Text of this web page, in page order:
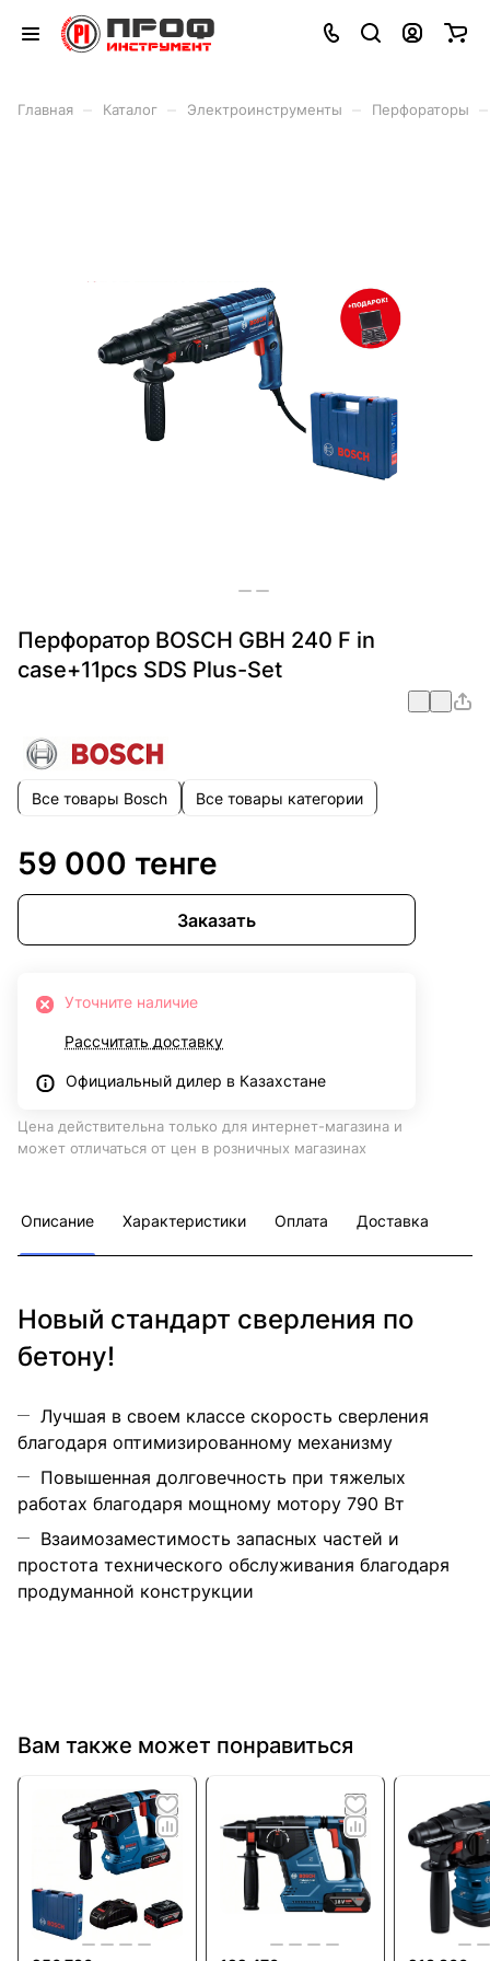
Главная Каталог Электроинструменты Перфораторы
Перфоратор BOSCH GBH 240 F in
case+11pcs SDS Plus-Set
Все товары Bosch Все товары категории
59 000 тенге
Заказать
Уточните наличие
Рассчитать доставку
Официальный дилер в Казахстане
Цена действительна только для интернет-магазина и
может отличаться от цен в розничных магазинах
Описание Характеристики Оплата Доставка
Новый стандарт сверления по
бетону!
Лучшая в своем классе скорость сверления
благодаря оптимизированному механизму
Повышенная долговечность при тяжелых
работах благодаря мощному мотору 790 Вт
Взаимозаместимость запасных частей и
простота технического обслуживания благодаря
продуманной конструкции
Вам также может понравиться